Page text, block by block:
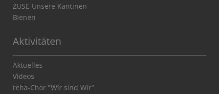
ZUSE-Unsere Kantinen
Bienen
Aktivitäten
Aktuelles
Videos
reha-Chor "Wir sind Wir"